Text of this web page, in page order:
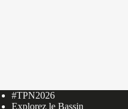
#TPN2026
Explorez le Bassin